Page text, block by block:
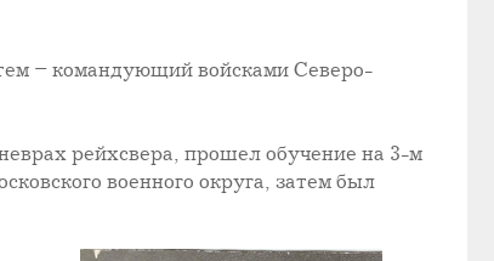
– командующий войсками Северо-
рейхсвера, прошел обучение на 3-м
военного округа, затем был